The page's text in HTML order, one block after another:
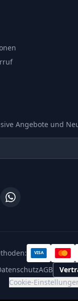
Angebote und
VISA
AGB
Cookie-